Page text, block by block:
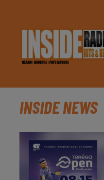
INSIDE NEWS